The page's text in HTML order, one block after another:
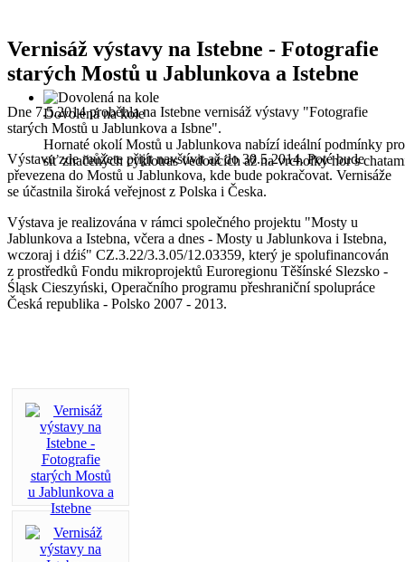
Dovolená na kole
Hornaté okolí Mostů u Jablunkova nabízí ideální podmínky
síť značených cyklotras vedoucích až na vrcholky hor s
Vernisáž výstavy na Istebne - Fotografie
starých Mostů u Jablunkova a Istebne
Dne 7.5.2014 proběhla na Istebne vernisáž výstavy "Fotografie
starých Mostů u Jablunkova a Isbne".
Výstavu zde můžete přijít navštívit až do 30.5.2014. Poté bude
převezena do Mostů u Jablunkova, kde bude pokračovat. Vernisáže
se účastnila široká veřejnost z Polska i Česka.
Výstava je realizována v rámci společného projektu "Mosty u
Jablunkova a Istebna, včera a dnes - Mosty u Jablunkova i Istebna,
wczoraj i dźiś" CZ.3.22/3.3.05/12.03359, který je spolufinancován
z prostředků Fondu mikroprojektů Euroregionu Těšínské Slezsko -
Śląsk Cieszyński, Operačního programu přeshraniční spolupráce
Česká republika - Polsko 2007 - 2013.